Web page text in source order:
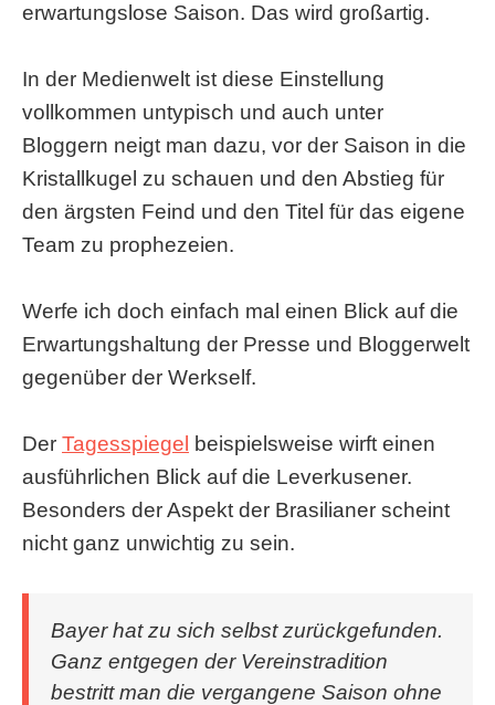
erwartungslose Saison. Das wird großartig.
In der Medienwelt ist diese Einstellung
vollkommen untypisch und auch unter
Bloggern neigt man dazu, vor der Saison in die
Kristallkugel zu schauen und den Abstieg für
den ärgsten Feind und den Titel für das eigene
Team zu prophezeien.
Werfe ich doch einfach mal einen Blick auf die
Erwartungshaltung der Presse und Bloggerwelt
gegenüber der Werkself.
Der Tagesspiegel
beispielsweise wirft einen
ausführlichen Blick auf die Leverkusener.
Besonders der Aspekt der Brasilianer scheint
nicht ganz unwichtig zu sein.
Bayer hat zu sich selbst zurückgefunden.
Ganz entgegen der Vereinstradition
bestritt man die vergangene Saison ohne